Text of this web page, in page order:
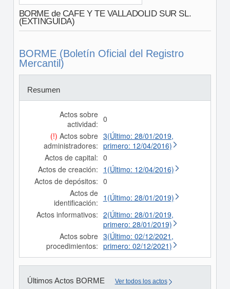
BORME de CAFE Y TE VALLADOLID SUR SL.
(EXTINGUIDA)
BORME (Boletín Oficial del Registro
Mercantil)
Resumen
Actos sobre
actividad: 0
(!) Actos sobre
administradores:
3(Último: 28/01/2019,
primero: 12/04/2016)
Actos de capital: 0
Actos de creación: 1(Último: 12/04/2016)
Actos de depósitos: 0
Actos de
identificación: 1(Último: 28/01/2019)
Actos informativos: 2(Último: 28/01/2019,
primero: 28/01/2019)
Actos sobre
procedimientos:
3(Último: 02/12/2021,
primero: 02/12/2021)
Últimos Actos BORME Ver todos los actos